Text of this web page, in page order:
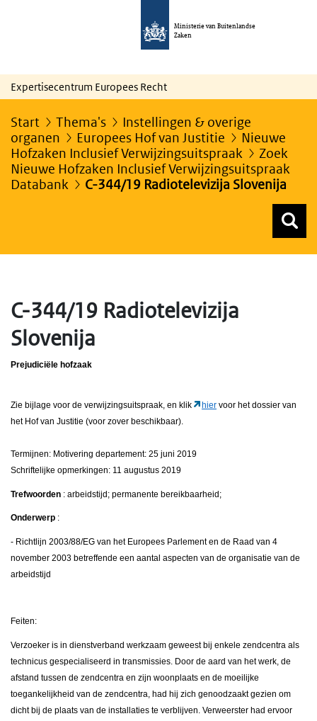
Ministerie van Buitenlandse
Zaken
Expertisecentrum Europees Recht
Start Thema's
Instellingen & overige
organen
Europees Hof van Justitie
Nieuwe
Hofzaken Inclusief Verwijzingsuitspraak
Zoek
Nieuwe Hofzaken Inclusief Verwijzingsuitspraak
Databank
C-344/19 Radiotelevizija Slovenija
C-344/19 Radiotelevizija
Slovenija
Prejudiciële hofzaak
Zie bijlage voor de verwijzingsuitspraak, en klik hier voor het dossier van
het Hof van Justitie (voor zover beschikbaar).
Termijnen: Motivering departement: 25 juni 2019
Schriftelijke opmerkingen: 11 augustus 2019
Trefwoorden : arbeidstijd; permanente bereikbaarheid;
Onderwerp :
- Richtlijn 2003/88/EG van het Europees Parlement en de Raad van 4
november 2003 betreffende een aantal aspecten van de organisatie van de
arbeidstijd
Feiten:
Verzoeker is in dienstverband werkzaam geweest bij enkele zendcentra als
technicus gespecialiseerd in transmissies. Door de aard van het werk, de
afstand tussen de zendcentra en zijn woonplaats en de moeilijke
toegankelijkheid van de zendcentra, had hij zich genoodzaakt gezien om
dicht bij de plaats van de installaties te verblijven. Verweerster had ervoor